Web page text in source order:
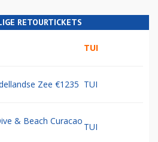
RETOURTICKETS
TUI
Zee €1235 TUI
& Beach Curacao
TUI